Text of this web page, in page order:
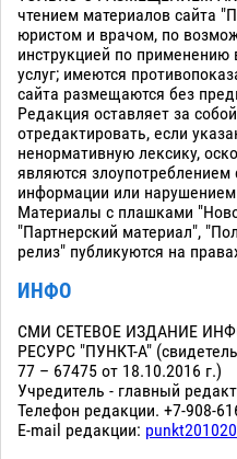
чтением материалов сайта
юристом и врачом, по
инструкцией по применению
услуг; имеются
сайта размещаются без
Редакция оставляет за
отредактировать, если
ненормативную лексику,
являются злоупотреблением
информации или
Материалы с плашками
"Партнерский материал",
релиз" публикуются на
ИНФО
СМИ СЕТЕВОЕ ИЗДАНИЕ
РЕСУРС "ПУНКТ-А"
77 – 67475 от 18.10.2016 г.)
Учредитель - главный
Телефон редакции. +7-908-
E-mail редакции: